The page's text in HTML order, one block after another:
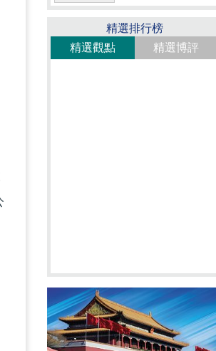
精選排行榜
精選觀點
精選博評